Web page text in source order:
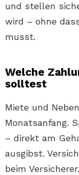
und stellen
wird – ohne
musst.
Welche
solltest
Miete und
Monatsanfang.
– direkt am
ausgibst.
beim